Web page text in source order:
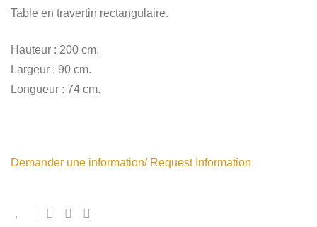
Table en travertin rectangulaire.
Hauteur : 200 cm.
Largeur : 90 cm.
Longueur : 74 cm.
Demander une information/ Request Information